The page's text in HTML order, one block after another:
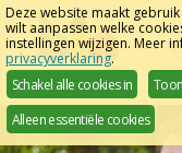
Sla
links
over
Direct
naar
Deze website maakt
wilt aanpassen welke
instellingen wijzigen. Meer
privacyverklaring.
Schakel alle cookies in
Alleen essentiële cookies